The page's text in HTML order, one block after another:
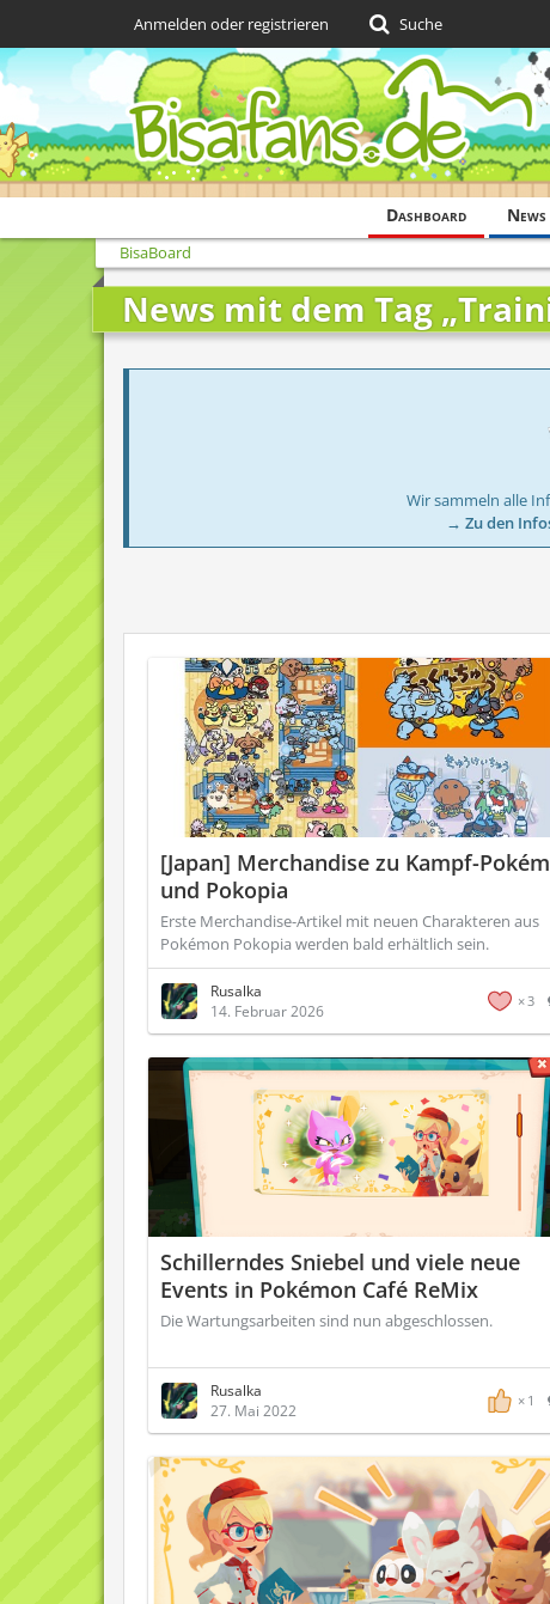
Dashboard News
Anmelden oder registrieren Suche
BisaBoard
News mit dem Tag
Wir sammeln alle
→ Zu den
[Japan] Merchandise zu Kampf-
und Pokopia
Erste Merchandise-Artikel mit neuen Charakteren aus
Pokémon Pokopia werden bald erhältlich sein.
Rusalka
14. Februar 2026
3
Schillerndes Sniebel und viele neue
Events in Pokémon Café ReMix
Die Wartungsarbeiten sind nun abgeschlossen.
Rusalka
27. Mai 2022
1